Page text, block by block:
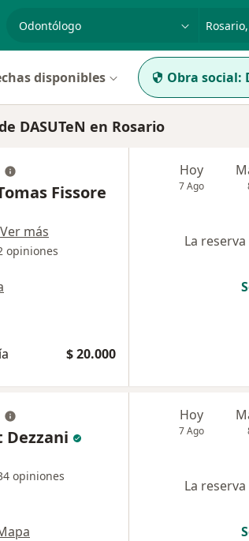
especialidad, enfermedad o nombre
disponibles Obra social:
DASUTeN en Rosario
Fissore
Ver más
opiniones
$ 20.000
Hoy
7 Ago
La
Dezzani
opiniones
Hoy
7 Ago
La